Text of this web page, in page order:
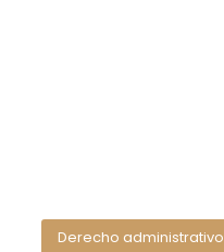
Derecho administrativo